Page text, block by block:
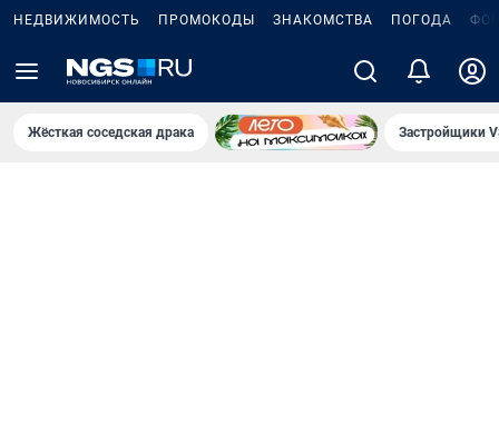
НЕДВИЖИМОСТЬ ПРОМОКОДЫ ЗНАКОМСТВА ПОГОДА
Жёсткая соседская драка Застройщики